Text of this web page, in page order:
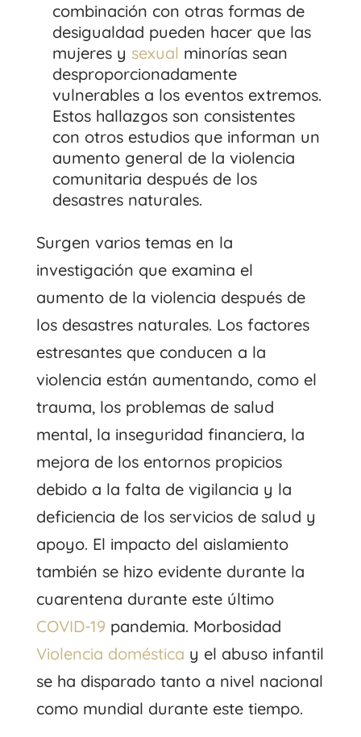
combinación con otras formas de
desigualdad pueden hacer que las
mujeres y sexual minorías sean
desproporcionadamente
vulnerables a los eventos extremos.
Estos hallazgos son consistentes
con otros estudios que informan un
aumento general de la violencia
comunitaria después de los
desastres naturales.
Surgen varios temas en la
investigación que examina el
aumento de la violencia después de
los desastres naturales. Los factores
estresantes que conducen a la
violencia están aumentando, como el
trauma, los problemas de salud
mental, la inseguridad financiera, la
mejora de los entornos propicios
debido a la falta de vigilancia y la
deficiencia de los servicios de salud y
apoyo. El impacto del aislamiento
también se hizo evidente durante la
cuarentena durante este último
COVID-19 pandemia. Morbosidad
Violencia doméstica y el abuso infantil
se ha disparado tanto a nivel nacional
como mundial durante este tiempo.